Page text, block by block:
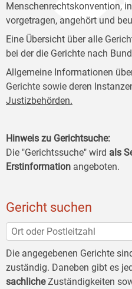
Menschenrechtskonvention,
vorgetragen, angehört und
Eine Übersicht über alle
bei der die Gerichte nach
Allgemeine Informationen
Gerichte sowie deren
Justizbehörden.
Hinweis zu Gerichtsuche:
Die "Gerichtssuche" wird als
Erstinformation angeboten.
Gericht suchen
Die angegebenen Gerichte
zuständig. Daneben gibt es
sachlicheZuständigkeiten